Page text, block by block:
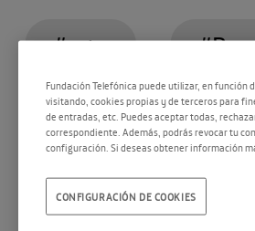
#arte
#VIDA 16
La obra neozelandesa
Zhou ha sido escogida
Fundación Telefónica puede utilizar, en
visitando, cookies propias y de terceros para
de entradas, etc. Puedes aceptar todas,
correspondiente. Además, podrás revocar tu
configuración. Si deseas obtener información
CONFIGURACIÓN DE COOKIES